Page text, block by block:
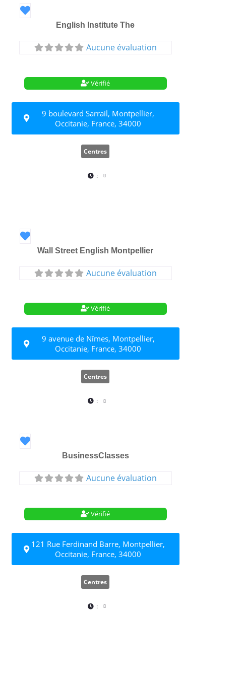
Favori
English Institute The
Aucune évaluation
Vérifié
9 boulevard Sarrail, Montpellier,
Occitanie, France, 34000
Centres
:
Favori
Wall Street English Montpellier
Aucune évaluation
Vérifié
9 avenue de Nîmes, Montpellier,
Occitanie, France, 34000
Centres
:
Favori
BusinessClasses
Aucune évaluation
Vérifié
121 Rue Ferdinand Barre, Montpellier,
Occitanie, France, 34000
Centres
: